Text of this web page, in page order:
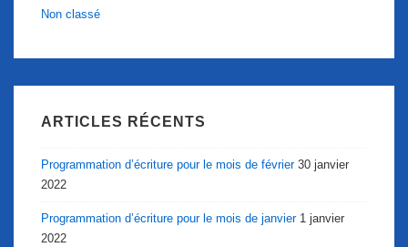
Non classé
ARTICLES RÉCENTS
Programmation d’écriture pour le mois de février 30 janvier
2022
Programmation d’écriture pour le mois de janvier 1 janvier
2022